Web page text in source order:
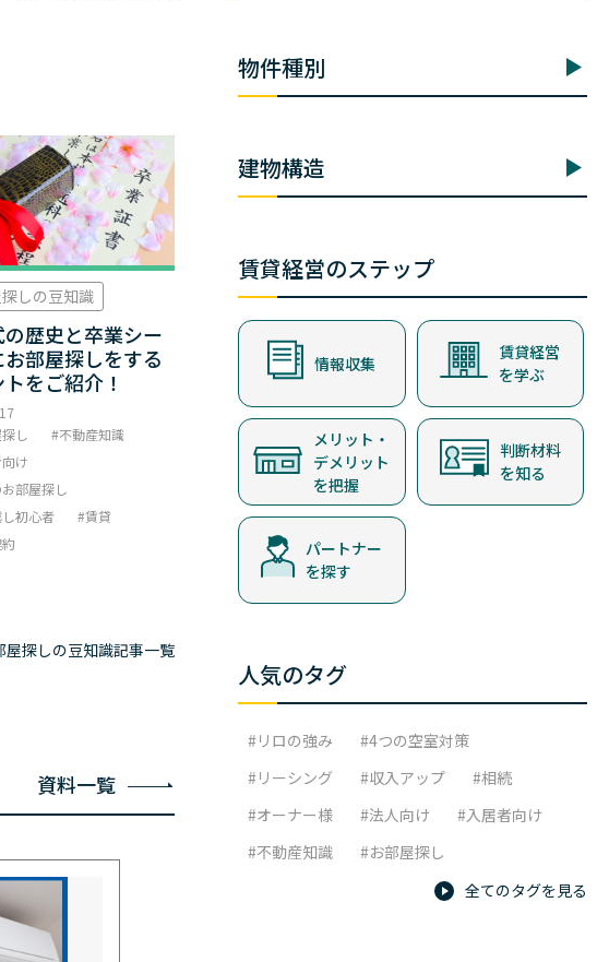
しの豆知識
歴史と卒業シー
部屋探しをする
をご紹介！
し
不動産知識
け
部屋探し
初心者
賃貸
屋探しの豆知識記事一覧
おすすめ設備
資料一覧
物件種別
建物構造
賃貸経営のステップ
情報収集
賃貸経営
を学ぶ
メリット・
デメリット
を把握
判断材料
を知る
パートナー
を探す
人気のタグ
リロの強み
4つの空室対策
リーシング
収入アップ
相続
オーナー様
法人向け
入居者向け
不動産知識
お部屋探し
全てのタグを見る